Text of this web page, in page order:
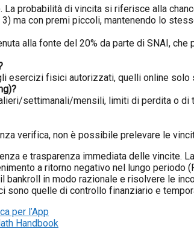
La probabilità di vincita si riferisce alla
ma con premi piccoli, mantenendo lo
alla fonte del 20% da parte di SNAI, che
esercizi fisici autorizzati, quelli online solo
settimanali/mensili, limiti di perdita o di
verifica, non è possibile prelevare le
e trasparenza immediata delle vincite.
a ritorno negativo nel lungo periodo
in modo razionale e risolvere le
sono quelle di controllo finanziario e
per l’App
Handbook